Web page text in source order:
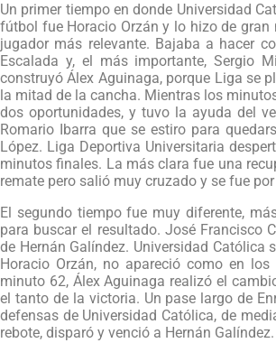
Un primer tiempo en donde Universidad
fútbol fue Horacio Orzán y lo hizo de gran
jugador más relevante. Bajaba a hacer
Escalada y, el más importante, Sergio
construyó Álex Aguinaga, porque Liga se
la mitad de la cancha. Mientras los
dos oportunidades, y tuvo la ayuda del
Romario Ibarra que se estiro para
López. Liga Deportiva Universitaria
minutos finales. La más clara fue una
remate pero salió muy cruzado y se fue
El segundo tiempo fue muy diferente,
para buscar el resultado. José Francisco
de Hernán Galíndez. Universidad
Horacio Orzán, no apareció como en
minuto 62, Álex Aguinaga realizó el
el tanto de la victoria. Un pase largo de
defensas de Universidad Católica, de
rebote, disparó y venció a Hernán